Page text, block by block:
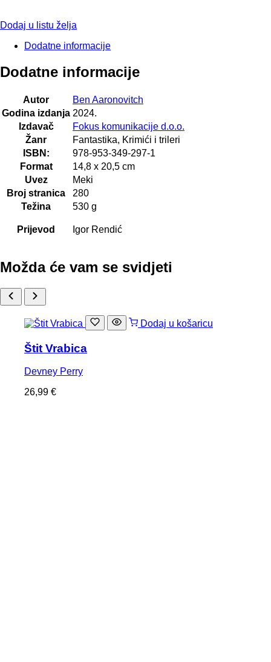
Dodaj u listu želja
Dodatne informacije
Dodatne informacije
Autor
Ben Aaronovitch
Godina izdanja 2024.
Izdavač
Fokus komunikacije d.o.o.
Žanr
Fantastika, Krimići i trileri
ISBN:
978-953-349-297-1
Format
14,8 x 20,5 cm
Uvez
Meki
Broj stranica
280
Težina
530 g
Prijevod Igor Rendić
Možda će vam se svidjeti
Dodaj u košaricu
Štit Vrabica
Devney Perry
26,99 €